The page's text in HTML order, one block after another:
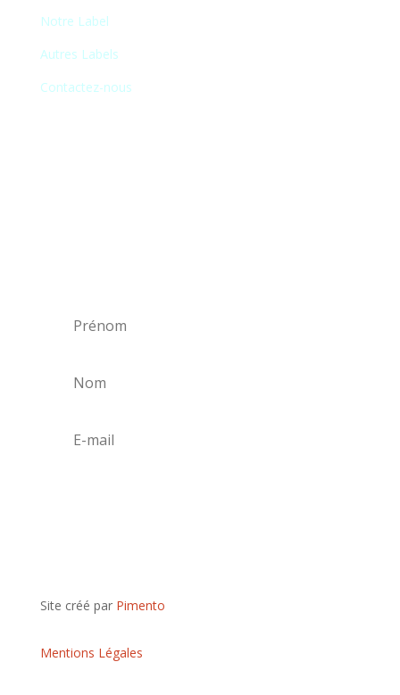
Notre Label
Autres Labels
Contactez-nous
Site créé par Pimento
Mentions Légales